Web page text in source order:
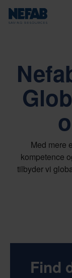
Med mere
kompetence
tilbyder vi
Find